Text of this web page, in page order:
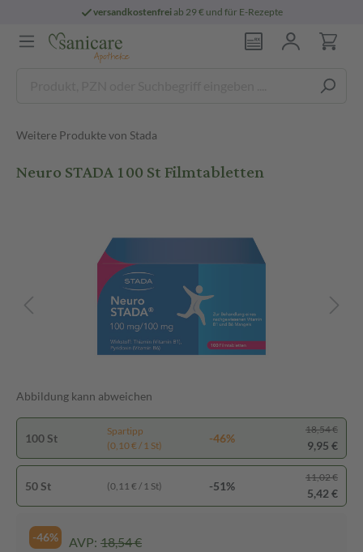
versandkostenfreiab 29 € und für E-Rezepte
Weitere Produkte von Stada
Neuro STADA 100 St Filmtabletten
Abbildung kann abweichen
100 St
Spartipp
(0,10 € / 1 St)
-46%
18,54 €
9,95 €
50 St (0,11 € / 1 St) -51%
11,02 €
5,42 €
-46% AVP: 18,54 €